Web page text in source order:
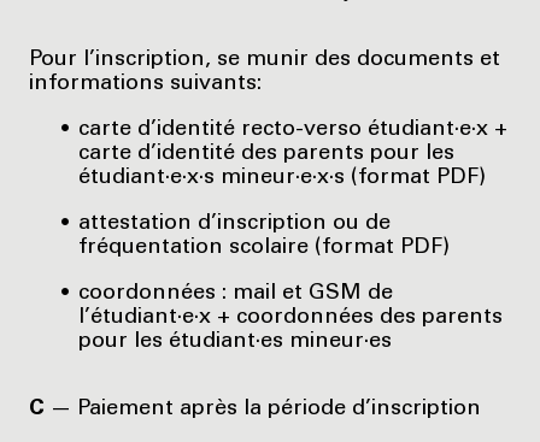
Pour l’inscription, se munir des documents et
informations suivants:
carte d’identité recto-verso étudiant·e·x +
carte d’identité des parents pour les
étudiant·e·x·s mineur·e·x·s (format PDF)
attestation d’inscription ou de
fréquentation scolaire (format PDF)
coordonnées : mail et GSM de
l’étudiant·e·x + coordonnées des parents
pour les étudiant·es mineur·es
C — Paiement après la période d’inscription